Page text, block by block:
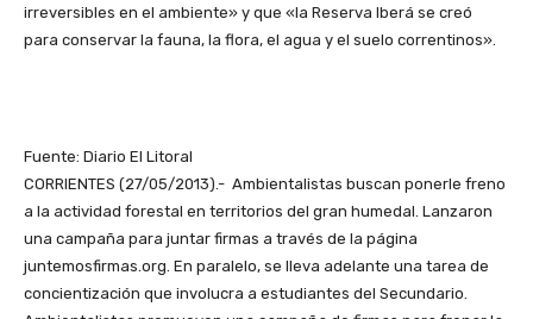
irreversibles en el ambiente» y que «la Reserva Iberá se creó
para conservar la fauna, la flora, el agua y el suelo correntinos».
Fuente: Diario El Litoral
CORRIENTES (27/05/2013).- Ambientalistas buscan ponerle freno
a la actividad forestal en territorios del gran humedal. Lanzaron
una campaña para juntar firmas a través de la página
juntemosfirmas.org. En paralelo, se lleva adelante una tarea de
concientización que involucra a estudiantes del Secundario.